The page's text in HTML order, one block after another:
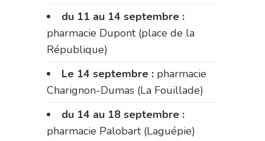
du 11 au 14 septembre :
pharmacie Dupont (place de la
République)
Le 14 septembre : pharmacie
Charignon-Dumas (La Fouillade)
du 14 au 18 septembre :
pharmacie Palobart (Laguépie)